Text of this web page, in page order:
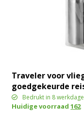
Traveler voor
goedgekeurde
Bedrukt in 8
Huidige voorraad162